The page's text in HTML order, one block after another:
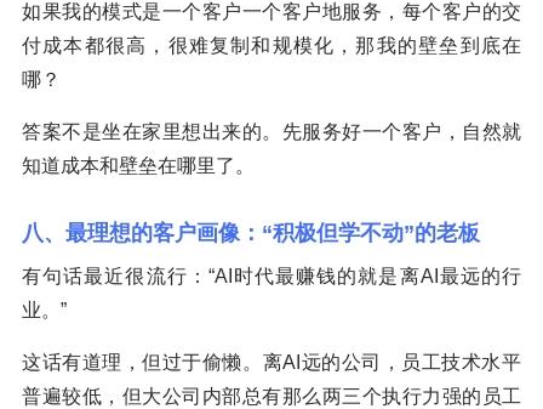
如果我的模式是一个客户一个客户地服务，每个客户的交
付成本都很高，很难复制和规模化，那我的壁垒到底在
哪？
答案不是坐在家里想出来的。先服务好一个客户，自然就
知道成本和壁垒在哪里了。
八、最理想的客户画像：“积极但学不动”的老板
有句话最近很流行：“AI时代最赚钱的就是离AI最远的行
业。”
这话有道理，但过于偷懒。离AI远的公司，员工技术水平
普遍较低，但大公司内部总有那么两三个执行力强的员工